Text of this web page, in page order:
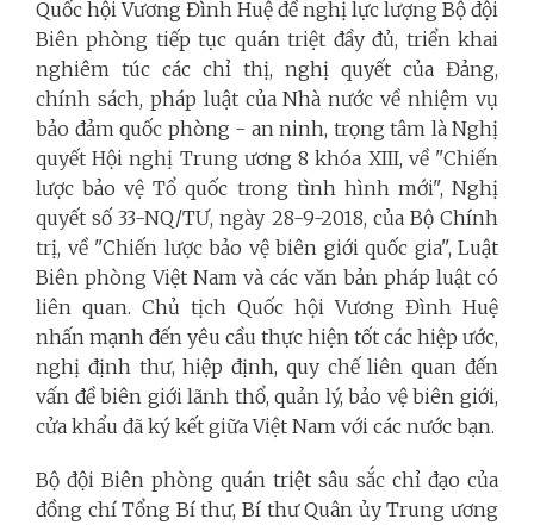
Quốc hội Vương Đình Huệ đề nghị lực lượng Bộ đội
Biên phòng tiếp tục quán triệt đầy đủ, triển khai
nghiêm túc các chỉ thị, nghị quyết của Đảng,
chính sách, pháp luật của Nhà nước về nhiệm vụ
bảo đảm quốc phòng - an ninh, trọng tâm là Nghị
quyết Hội nghị Trung ương 8 khóa XIII, về "Chiến
lược bảo vệ Tổ quốc trong tình hình mới", Nghị
quyết số 33-NQ/TƯ, ngày 28-9-2018, của Bộ Chính
trị, về "Chiến lược bảo vệ biên giới quốc gia", Luật
Biên phòng Việt Nam và các văn bản pháp luật có
liên quan. Chủ tịch Quốc hội Vương Đình Huệ
nhấn mạnh đến yêu cầu thực hiện tốt các hiệp ước,
nghị định thư, hiệp định, quy chế liên quan đến
vấn đề biên giới lãnh thổ, quản lý, bảo vệ biên giới,
cửa khẩu đã ký kết giữa Việt Nam với các nước bạn.
Bộ đội Biên phòng quán triệt sâu sắc chỉ đạo của
đồng chí Tổng Bí thư, Bí thư Quân ủy Trung ương